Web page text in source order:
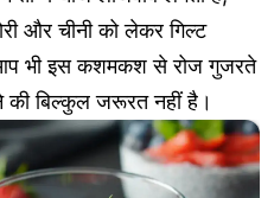
और चीनी को लेकर गिल्ट
भी इस कशमकश से रोज गुजरते
की बिल्कुल जरूरत नहीं है।